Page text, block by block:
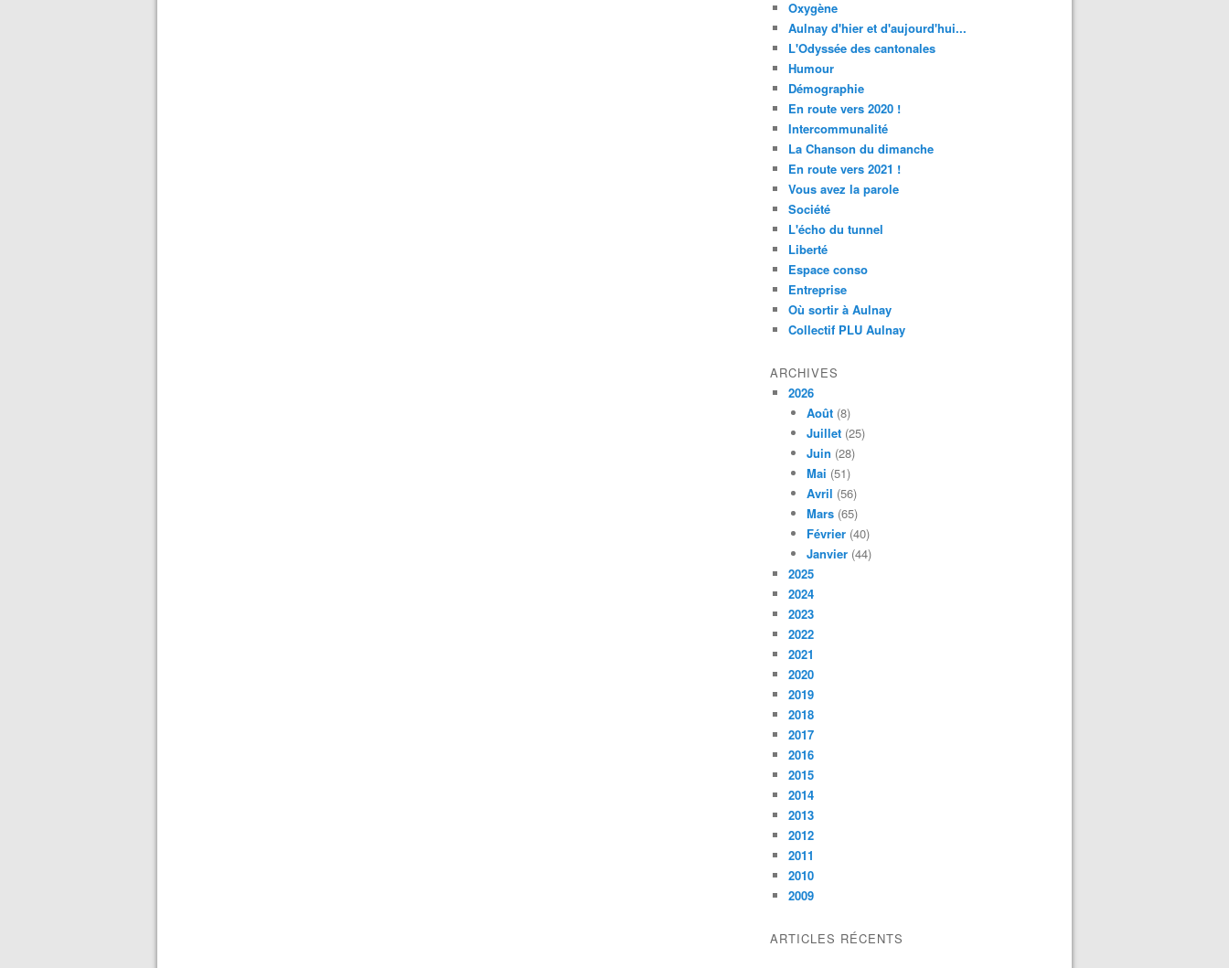
Oxygène
Aulnay d'hier et d'aujourd'hui...
L'Odyssée des cantonales
Humour
Démographie
En route vers 2020 !
Intercommunalité
La Chanson du dimanche
En route vers 2021 !
Vous avez la parole
Société
L'écho du tunnel
Liberté
Espace conso
Entreprise
Où sortir à Aulnay
Collectif PLU Aulnay
ARCHIVES
2026
Août (8)
Juillet (25)
Juin (28)
Mai (51)
Avril (56)
Mars (65)
Février (40)
Janvier (44)
2025
2024
2023
2022
2021
2020
2019
2018
2017
2016
2015
2014
2013
2012
2011
2010
2009
ARTICLES RÉCENTS